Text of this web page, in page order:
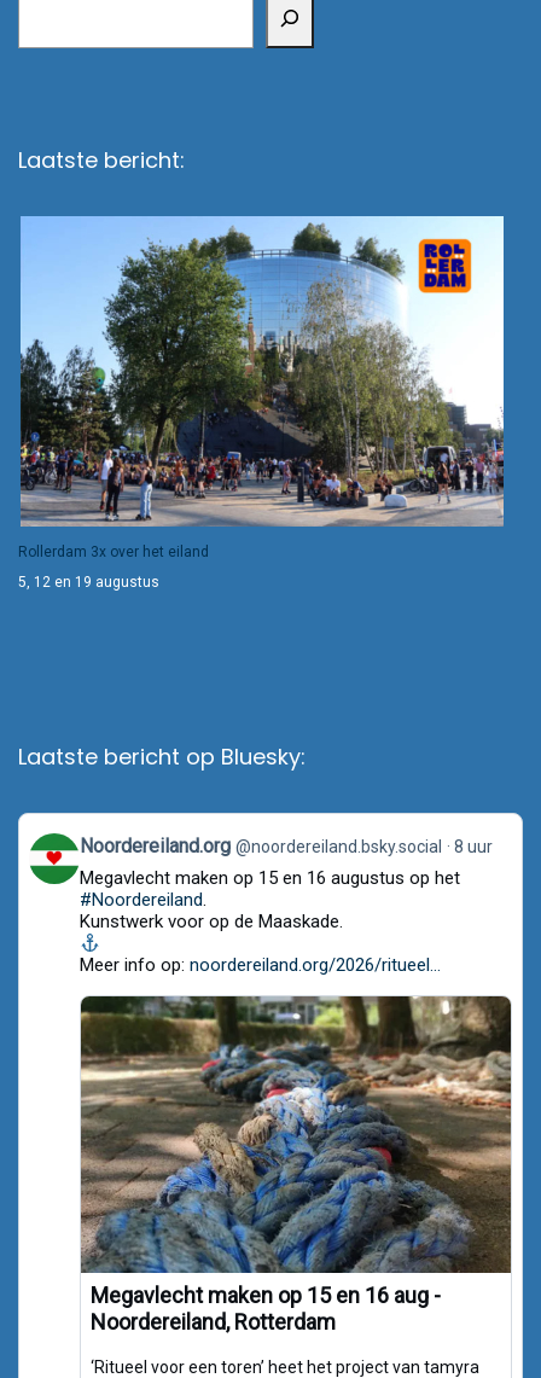
Laatste bericht:
Rollerdam 3x over het eiland
5, 12 en 19 augustus
Laatste bericht op Bluesky:
View
post
by
Noordereiland.org
Bluesky
Noordereiland.org @noordereiland.bsky.social 8 uur
Megavlecht maken op 15 en 16 augustus op het
#Noordereiland.
Kunstwerk voor op de Maaskade.
Meer info op: noordereiland.org/2026/ritueel...
Megavlecht maken op 15 en 16 aug -
Noordereiland, Rotterdam
‘Ritueel voor een toren’ heet het project van tamyra